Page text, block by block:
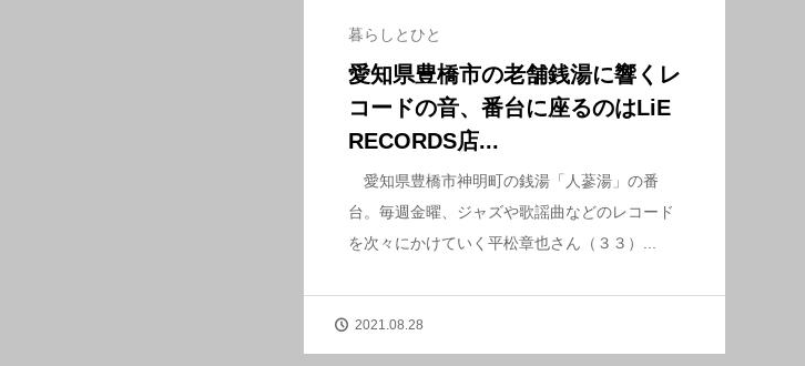
暮らしとひと
愛知県豊橋市の老舗銭湯に響くレ
コードの音、番台に座るのはLiE
RECORDS店...
愛知県豊橋市神明町の銭湯「人蔘湯」の番
台。毎週金曜、ジャズや歌謡曲などのレコード
を次々にかけていく平松章也さん（３３）...
2021.08.28